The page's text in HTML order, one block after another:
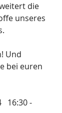
die
unseres
Und
bei euren